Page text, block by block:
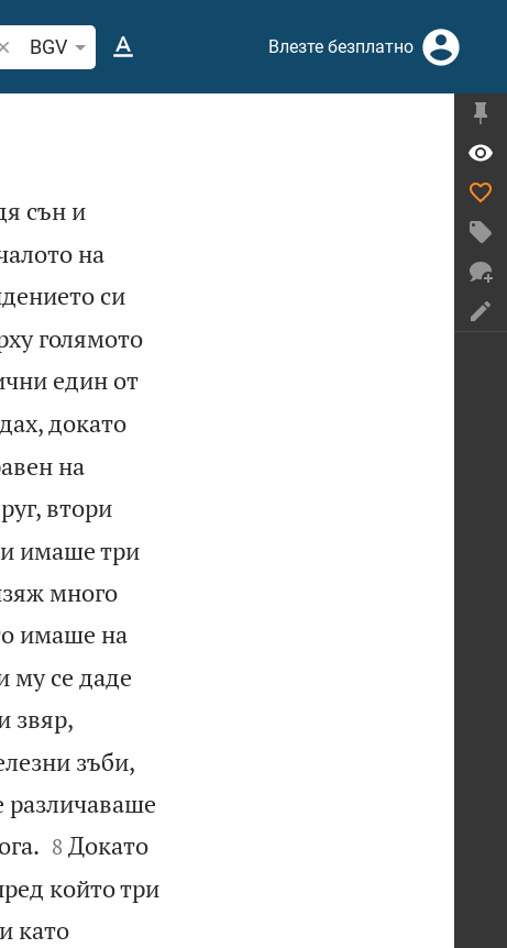
стих или дума в Библията
BGV Влезте безплатно
сън и
на
си
голямото
един от
докато
на
втори
имаше три
много
имаше на
му се даде
звяр,
зъби,
различаваше

8 Докато
който три
като